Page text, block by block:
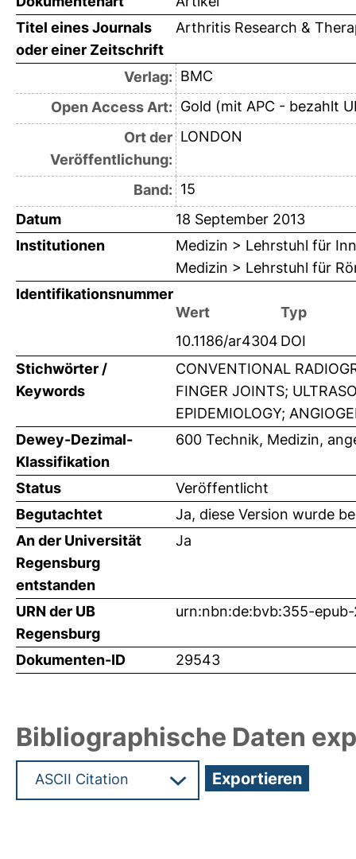
Titel eines Journals
oder einer Zeitschrift
Arthritis Research &
Verlag: BMC
Open Access Art: Gold (mit APC - bezahlt
Ort der
Veröffentlichung:
LONDON
Band: 15
Datum
18 September 2013
Institutionen
Medizin > Lehrstuhl für
Medizin > Lehrstuhl für
Identifikationsnummer
Wert
Typ
10.1186/ar4304 DOI
Stichwörter /
Keywords
CONVENTIONAL
FINGER JOINTS;
EPIDEMIOLOGY;
Dewey-Dezimal-
Klassifikation
600 Technik, Medizin,
Status
Veröffentlicht
Begutachtet
Ja, diese Version wurde
An der Universität
Regensburg
entstanden
Ja
URN der UB
Regensburg
urn:nbn:de:bvb:355-
Dokumenten-ID 29543
Bibliographische Daten